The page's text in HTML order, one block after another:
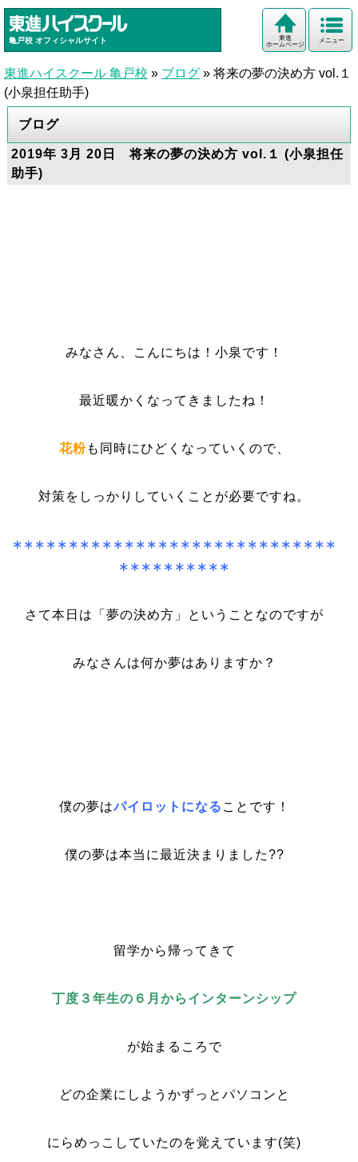
亀戸校 オフィシャルサイト メニュー
東進
ホームページ
東進ハイスクール 亀戸校 » ブログ » 将来の夢の決め方 vol.１
(小泉担任助手)
ブログ
2019年 3月 20日 将来の夢の決め方 vol.１ (小泉担任
助手)
みなさん、こんにちは！小泉です！
最近暖かくなってきましたね！
花粉も同時にひどくなっていくので、
対策をしっかりしていくことが必要ですね。
∗∗∗∗∗∗∗∗∗∗∗∗∗∗∗∗∗∗∗∗∗∗∗∗∗∗∗∗∗
∗∗∗∗∗∗∗∗∗∗
さて本日は「夢の決め方」ということなのですが
みなさんは何か夢はありますか？
僕の夢はパイロットになる ことです！
僕の夢は本当に最近決まりました??
留学から帰ってきて
丁度３年生の６月からインターンシップ
が始まるころで
どの企業にしようかずっとパソコンと
にらめっこしていたのを覚えています(笑)